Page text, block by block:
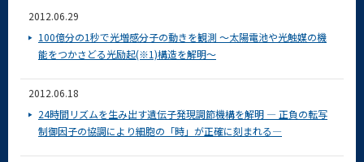
2012.06.29
100億分の1秒で光増感分子の動きを観測 ～太陽電池や光触媒の機
能をつかさどる光励起(※1)構造を解明～
2012.06.18
24時間リズムを生み出す遺伝子発現調節機構を解明 ― 正負の転写
制御因子の協調により細胞の「時」が正確に刻まれる―